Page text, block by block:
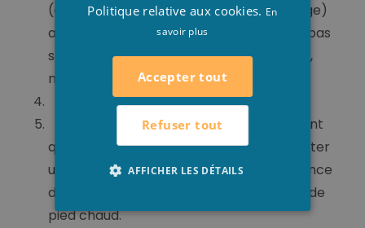
(éventuellement avec du sel de gommage)
avant de vous rendre au sauna. Ce n’est pas
seulement hygiénique pour vous-mêmes,
mais aussi pour les autres.
Séchage
Réchauffement du corps il est important
que vous réchauffer votre corps pour éviter
un choc thermique dans la première séance
de sauna. Cela peut être fait par un bain de
pied chaud.
Politique relative aux cookies. En
savoir plus
Accepter tout
Refuser tout
AFFICHER LES DÉTAILS